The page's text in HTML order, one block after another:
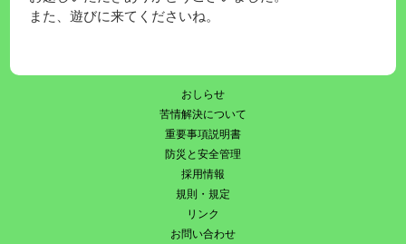
また、遊びに来てくださいね。
おしらせ
苦情解決について
重要事項説明書
防災と安全管理
採用情報
規則・規定
リンク
お問い合わせ